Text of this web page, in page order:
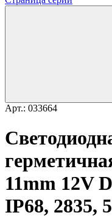
Арт.: 033664
11mm 12V
IP68, 2835,